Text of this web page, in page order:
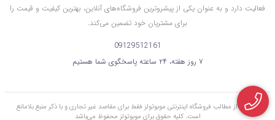
فعالیت دارد و به عنوان یکی از پیشروترین فروشگاه‌های آنلاین، بهترین کیفیت و قیمت را
برای مشتریان خود تضمین می‌کند.
09129512161
۷ روز هفته، ۲۴ ساعته پاسخگوی شما هستیم
استفاده از مطالب فروشگاه اینترنتی موبوتولز فقط برای مقاصد غیر تجاری و با ذکر منبع بلامانع
است. کليه حقوق برای موبوتولز محفوظ می‌باشد